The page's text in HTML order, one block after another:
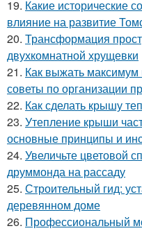
19. Какие исторические
влияние на развитие
20. Трансформация
двухкомнатной хрущевки
21. Как выжать максимум
советы по организации
22. Как сделать крышу
23. Утепление крыши
основные принципы и
24. Увеличьте цветовой
друммонда на рассаду
25. Строительный гид:
деревянном доме
26. Профессиональный